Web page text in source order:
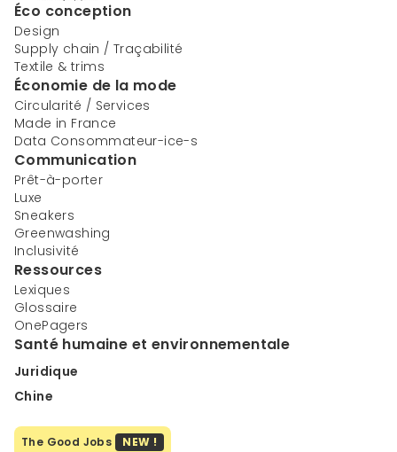
Éco conception
Design
Supply chain / Traçabilité
Textile & trims
Économie de la mode
Circularité / Services
Made in France
Data Consommateur-ice-s
Communication
Prêt-à-porter
Luxe
Sneakers
Greenwashing
Inclusivité
Ressources
Lexiques
Glossaire
OnePagers
Santé humaine et environnementale
Juridique
Chine
The Good Jobs NEW !